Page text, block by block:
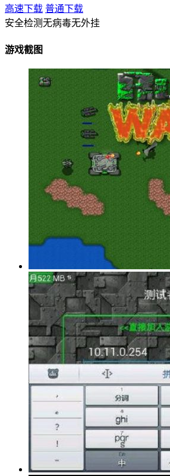
高速下载 普通下载
安全检测无病毒无外挂
游戏截图